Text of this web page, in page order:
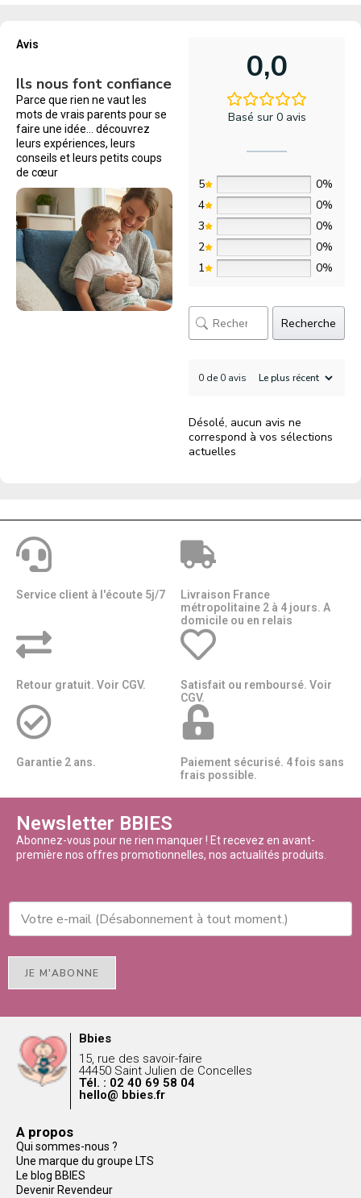
Avis
Ils nous font confiance
Parce que rien ne vaut les
mots de vrais parents pour se
faire une idée… découvrez
leurs expériences, leurs
conseils et leurs petits coups
de cœur
0,0
Basé sur 0 avis
5
0%
4
0%
3
0%
2
0%
1
0%
Recherche
0 de 0 avis
Désolé, aucun avis ne
correspond à vos sélections
actuelles
Service client à l'écoute 5j/7
Livraison France
métropolitaine 2 à 4 jours. A
domicile ou en relais​​
Retour gratuit. Voir CGV.
Satisfait ou remboursé. Voir
CGV.
Garantie 2 ans.
Paiement sécurisé. 4 fois sans
frais possible.
Newsletter BBIES
Abonnez-vous pour ne rien manquer ! Et recevez en avant-
première nos offres promotionnelles, nos actualités produits.
JE M'ABONNE
Bbies
15, rue des savoir-faire
44450 Saint Julien de Concelles
Tél. : 02 40 69 58 04
hello@ bbies.fr
A propos
Qui sommes-nous ?
Une marque du groupe LTS
Le blog BBIES
Devenir Revendeur